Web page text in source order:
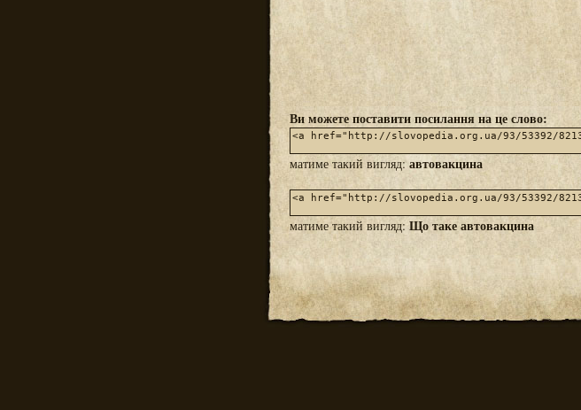
Ви можете поставити посилання на це слово:
матиме такий вигляд:автовакцина
матиме такий вигляд: Що таке автовакцина